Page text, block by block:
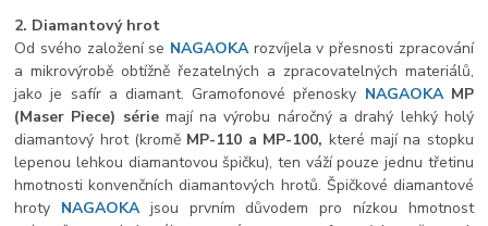
2. Diamantový hrot
Od svého založení se NAGAOKArozvíjela v přesnosti zpracování
a mikrovýrobě obtížně řezatelných a zpracovatelných materiálů,
jako je safír a diamant. Gramofonové přenosky NAGAOKA MP
(Maser Piece) sériemají na výrobu náročný a drahý lehký holý
diamantový hrot (kromě MP-110 a MP-100, které mají na stopku
lepenou lehkou diamantovou špičku), ten váží pouze jednu třetinu
hmotnosti konvenčních diamantových hrotů. Špičkové diamantové
hroty NAGAOKAjsou prvním důvodem pro nízkou hmotnost